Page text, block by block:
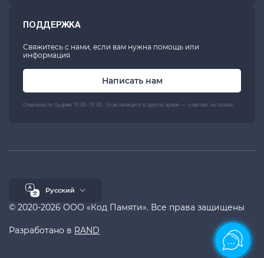
ПОДДЕРЖКА
Свяжитесь с нами, если вам нужна помощь или
информация
Написать нам
Отвечаем по будням 10:00-18:00. Если напишите в другое время — ответим, но позже.
© 2020-2026 ООО «Код Памяти». Все права защищены
Разработано в RAND
Русский